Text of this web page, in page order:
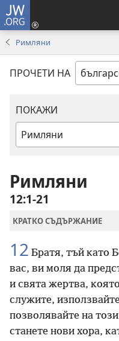
JW.ORG
Римляни
ПРОЧЕТИ НА
ПОКАЖИ
Библейска
Римляни
12:1-21
КРАТКО СЪДЪРЖАНИЕ
12 Братя, тъй като
вас, ви моля да
и свята жертва,
служите,
позволявайте на
станете нови хора,